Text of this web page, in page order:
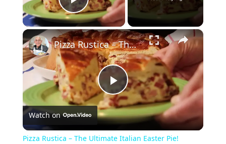
Play Video
×
Play
Video
Pizza Rustica – The Ultimate Italian Easter Pie!
Watch on
Pizza Rustica – The Ultimate Italian Easter Pie!